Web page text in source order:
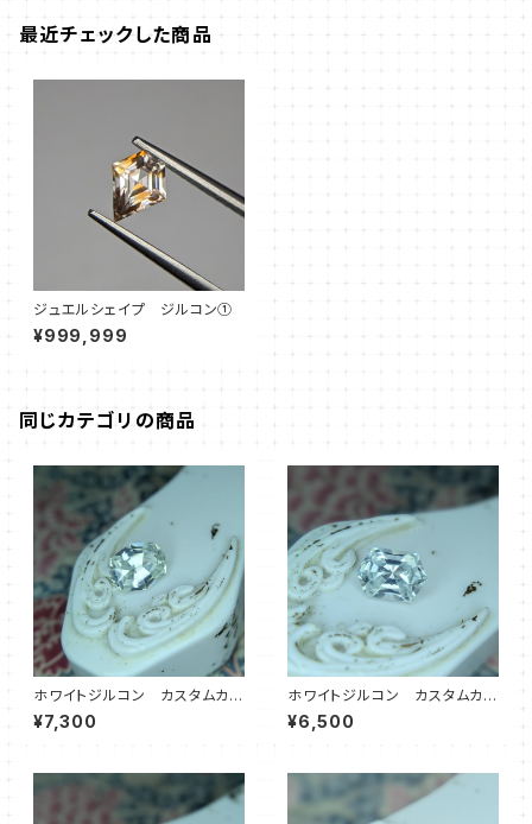
最近チェックした商品
ジュエルシェイプ ジルコン①
¥999,999
同じカテゴリの商品
ホワイトジルコン カスタムカッ
ト オクタゴン
¥7,300
ホワイトジルコン カスタムカッ
ト ヘキサゴン
¥6,500